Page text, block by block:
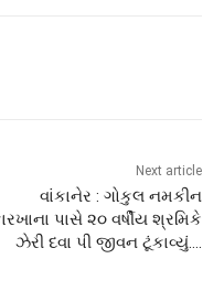
Next article
વાંકાનેર : ગોકુલ નમકીન
પાસે ૨૦ વર્ષીય શ્રમિકે
ઝેરી દવા પી જીવન ટૂંકાવ્યું….